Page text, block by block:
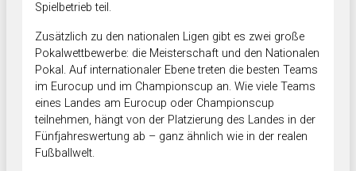
Spielbetrieb teil.
Zusätzlich zu den nationalen Ligen gibt es zwei große
Pokalwettbewerbe: die Meisterschaft und den Nationalen
Pokal. Auf internationaler Ebene treten die besten Teams
im Eurocup und im Championscup an. Wie viele Teams
eines Landes am Eurocup oder Championscup
teilnehmen, hängt von der Platzierung des Landes in der
Fünfjahreswertung ab – ganz ähnlich wie in der realen
Fußballwelt.